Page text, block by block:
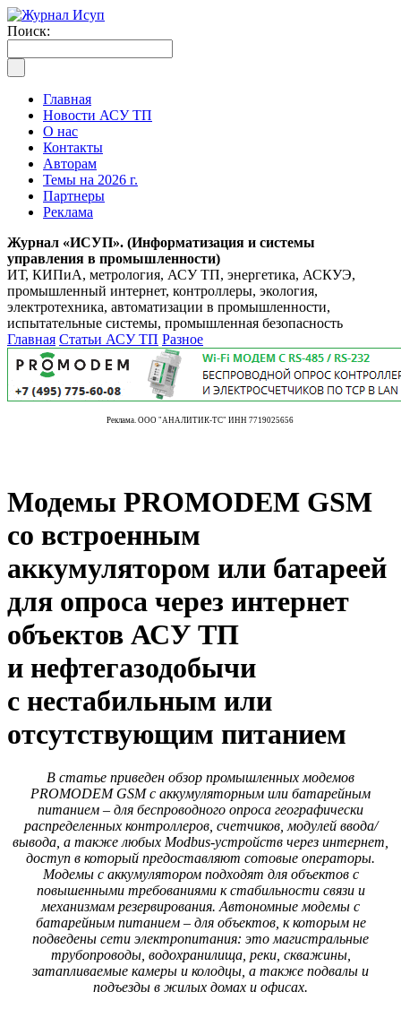
Поиск:
Главная
Новости АСУ ТП
О нас
Контакты
Авторам
Темы на 2026 г.
Партнеры
Реклама
Журнал «ИСУП». (Информатизация и системы
управления в промышленности)
ИТ, КИПиА, метрология, АСУ ТП, энергетика, АСКУЭ,
промышленный интернет, контроллеры, экология,
электротехника, автоматизации в промышленности,
испытательные системы, промышленная безопасность
Главная Статьи АСУ ТП Разное
Реклама. ООО "АНАЛИТИК-ТС" ИНН 7719025656
Модемы PROMODEM GSM
со встроенным
аккумулятором или батареей
для опроса через интернет
объектов АСУ ТП
и нефтегазодобычи
с нестабильным или
отсутствующим питанием
В статье приведен обзор промышленных модемов
PROMODEM GSM с аккумуляторным или батарейным
питанием – для беспроводного опроса географически
распределенных контроллеров, счетчиков, модулей ввода/
вывода, а также любых Modbus-устройств через интернет,
доступ в который предоставляют сотовые операторы.
Модемы с аккумулятором подходят для объектов с
повышенными требованиями к стабильности связи и
механизмам резервирования. Автономные модемы с
батарейным питанием – для объектов, к которым не
подведены сети электропитания: это магистральные
трубопроводы, водохранилища, реки, скважины,
затапливаемые камеры и колодцы, а также подвалы и
подъезды в жилых домах и офисах.